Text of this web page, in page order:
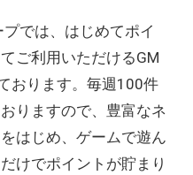
では、はじめてポイ
ご利用いただけるGM
おります。毎週100件
りますので、豊富なネ
はじめ、ゲームで遊ん
けでポイントが貯まり